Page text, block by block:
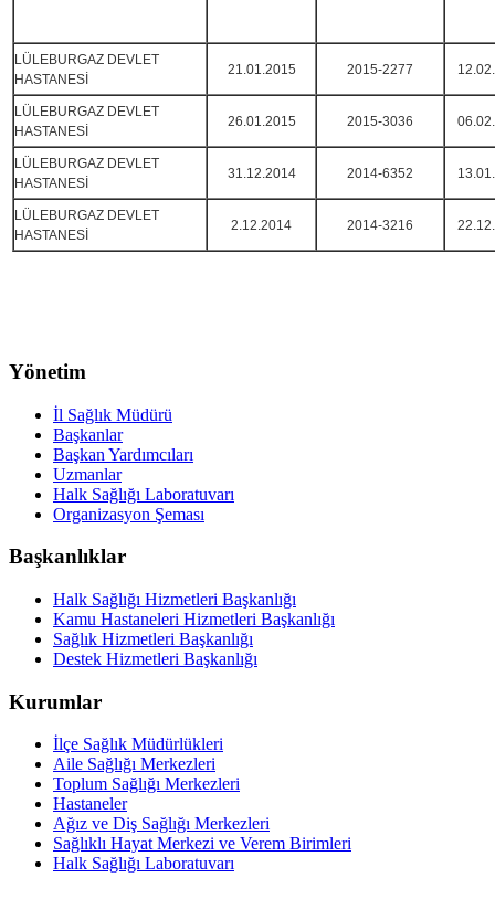
LÜLEBURGAZ DEVLET
HASTANESİ
21.01.2015 2015-2277
LÜLEBURGAZ DEVLET
HASTANESİ
26.01.2015 2015-3036
LÜLEBURGAZ DEVLET
HASTANESİ
31.12.2014 2014-6352
LÜLEBURGAZ DEVLET
HASTANESİ
2.12.2014 2014-3216
Yönetim
İl Sağlık Müdürü
Başkanlar
Başkan Yardımcıları
Uzmanlar
Halk Sağlığı Laboratuvarı
Organizasyon Şeması
Başkanlıklar
Halk Sağlığı Hizmetleri Başkanlığı
Kamu Hastaneleri Hizmetleri Başkanlığı
Sağlık Hizmetleri Başkanlığı
Destek Hizmetleri Başkanlığı
Kurumlar
İlçe Sağlık Müdürlükleri
Aile Sağlığı Merkezleri
Toplum Sağlığı Merkezleri
Hastaneler
Ağız ve Diş Sağlığı Merkezleri
Sağlıklı Hayat Merkezi ve Verem Birimleri
Halk Sağlığı Laboratuvarı